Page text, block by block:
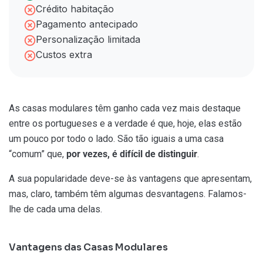
Crédito habitação
Pagamento antecipado
Personalização limitada
Custos extra
As casas modulares têm ganho cada vez mais destaque
entre os portugueses e a verdade é que, hoje, elas estão
um pouco por todo o lado. São tão iguais a uma casa
“comum” que, por vezes, é difícil de distinguir.
A sua popularidade deve-se às vantagens que apresentam,
mas, claro, também têm algumas desvantagens. Falamos-
lhe de cada uma delas.
Vantagens das Casas Modulares